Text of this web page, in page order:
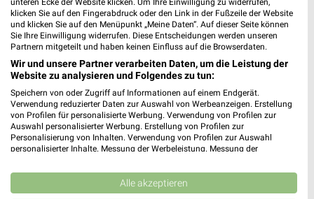
13,12 km
dm Murrhardt
Fritz-Schweizer-Straße 6
71540 Murrhardt
Heute
geschlossen
18,49 km
unteren Ecke der Website klicken. Um Ihre Einwilligung zu widerrufen,
klicken Sie auf den Fingerabdruck oder den Link in der Fußzeile der Website
und klicken Sie auf den Menüpunkt „Meine Daten“. Auf dieser Seite können
Sie Ihre Einwilligung widerrufen. Diese Entscheidungen werden unseren
Partnern mitgeteilt und haben keinen Einfluss auf die Browserdaten.
Wir und unsere Partner verarbeiten Daten, um die Leistung der
Website zu analysieren und Folgendes zu tun:
Speichern von oder Zugriff auf Informationen auf einem Endgerät.
Verwendung reduzierter Daten zur Auswahl von Werbeanzeigen. Erstellung
von Profilen für personalisierte Werbung. Verwendung von Profilen zur
Auswahl personalisierter Werbung. Erstellung von Profilen zur
Personalisierung von Inhalten. Verwendung von Profilen zur Auswahl
personalisierter Inhalte. Messung der Werbeleistung. Messung der
Kombinationen von Daten aus verschiedenen Quellen. Entwicklung und
Verbesserung der Angebote. Verwendung reduzierter Daten zur Auswahl
von Inhalten.
Alle akzeptieren